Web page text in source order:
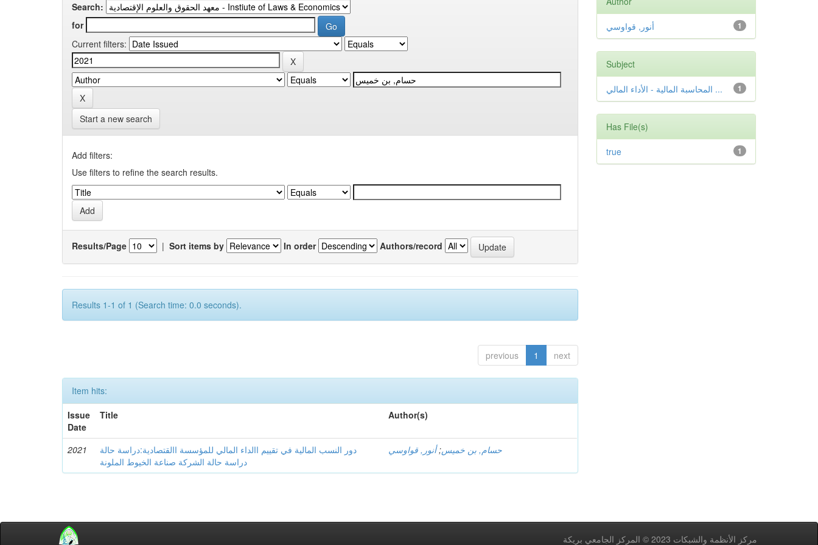
Search:
for
Current filters:
Start a new search
Add filters:
Use filters to refine the search results.
Results/Page | Sort items by In order Authors/record
Results 1-1 of 1 (Search time: 0.0 seconds).
previous 1 next
Item hits:
Issue
Date
Title Author(s)
2021
دور النسب المالية في تقييم االداء المالي للمؤسسة االقتصادية:دراسة حالة
دراسة حالة الشركة صناعة الخيوط الملونة
حسام, بن خميس;أنور, قواوسي
1 أنور, قواوسي
Subject
1 المحاسبة المالية - الأداء المالي ...
Has File(s)
1
true